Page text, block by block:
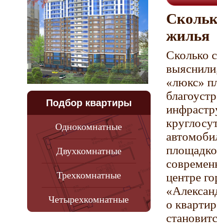
Подбор квартиры
Однокомнатные
Двухкомнатные
Трехкомнатные
Четырехкомнатные
жилья
Сколько
«люкс»
центре
о